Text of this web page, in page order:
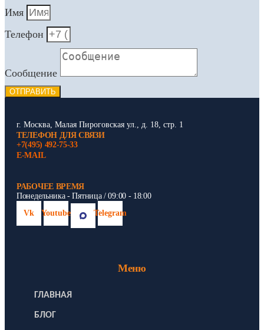
Имя
Телефон
Сообщение
ОТПРАВИТЬ
г. Москва, Малая Пироговская ул., д. 18, стр. 1
ТЕЛЕФОН ДЛЯ СВЯЗИ
+7(495) 492-75-33
E-MAIL
РАБОЧЕЕ ВРЕМЯ
Понедельника - Пятница / 09:00 - 18:00
Vk
Youtube Telegram
Меню
ГЛАВНАЯ
БЛОГ